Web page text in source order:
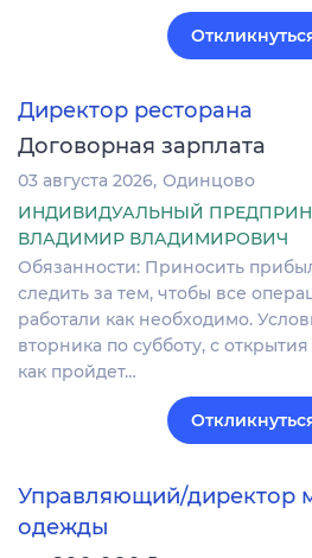
Директор ресторана
Договорная зарплата
03 августа 2026 Одинцово
ИНДИВИДУАЛЬНЫЙ
ВЛАДИМИР ВЛАДИМИРОВИЧ
Обязанности: Приносить
следить за тем, чтобы все
работали как необходимо.
вторника по субботу, с
как пройдет…
Управляющий/директор
одежды